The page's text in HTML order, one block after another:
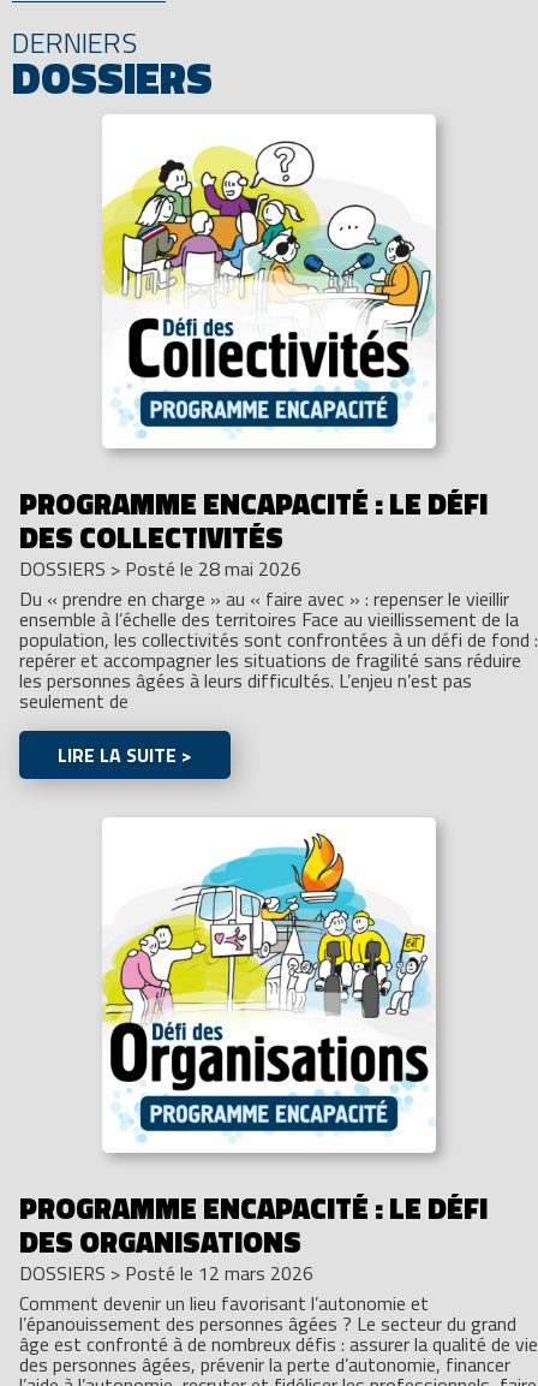
DERNIERS
DOSSIERS
PROGRAMME ENCAPACITÉ : LE DÉFI
DES COLLECTIVITÉS
DOSSIERS > Posté le 28 mai 2026
Du « prendre en charge » au « faire avec » : repenser le vieillir
ensemble à l’échelle des territoires Face au vieillissement de la
population, les collectivités sont confrontées à un défi de fond :
repérer et accompagner les situations de fragilité sans réduire
les personnes âgées à leurs difficultés. L’enjeu n’est pas
seulement de
LIRE LA SUITE >
PROGRAMME ENCAPACITÉ : LE DÉFI
DES ORGANISATIONS
DOSSIERS > Posté le 12 mars 2026
Comment devenir un lieu favorisant l’autonomie et
l’épanouissement des personnes âgées ? Le secteur du grand
âge est confronté à de nombreux défis : assurer la qualité de vie
des personnes âgées, prévenir la perte d’autonomie, financer